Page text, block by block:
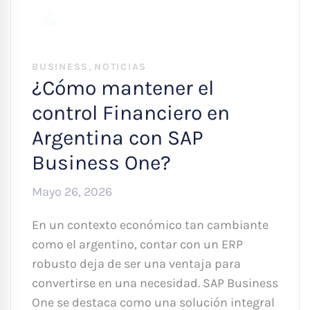
BUSINESS , NOTICIAS
¿Cómo mantener el
control Financiero en
Argentina con SAP
Business One?
Mayo 26, 2026
En un contexto económico tan cambiante
como el argentino, contar con un ERP
robusto deja de ser una ventaja para
convertirse en una necesidad. SAP Business
One se destaca como una solución integral